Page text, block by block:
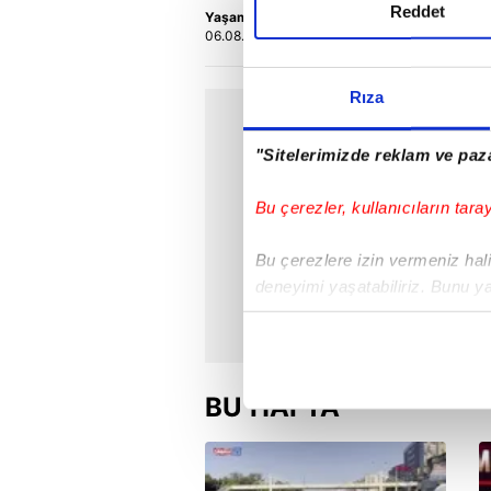
Rıza
"Sitelerimizde reklam ve
Bu çerezler, kullanıcıların
Bu çerezlere izin vermeniz
deneyimi yaşatabiliriz. Bunu
içerikleri sunabilmek adına
Sizlere daha iyi bir hizmet
çerezler vasıtasıyla çeşitli
Reddet
Yaşam
06.08.2026 | 21:34
BU HAFTA